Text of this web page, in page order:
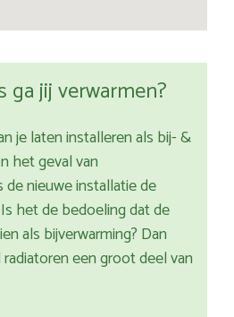
ga jij verwarmen?
je laten installeren als bij- &
het geval van
nieuwe installatie de
het de bedoeling dat de
als bijverwarming? Dan
een groot deel van